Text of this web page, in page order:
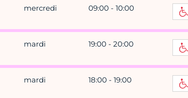
mercredi 09:00 - 10:00
mardi 19:00 - 20:00
mardi 18:00 - 19:00